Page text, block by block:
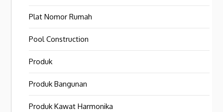
Plat Nomor Rumah
Pool Construction
Produk
Produk Bangunan
Produk Kawat Harmonika